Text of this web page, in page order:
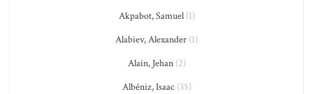
Akpabot, Samuel(1)
Alabiev, Alexander (1)
Alain, Jehan(2)
Albéniz, Isaac (35)